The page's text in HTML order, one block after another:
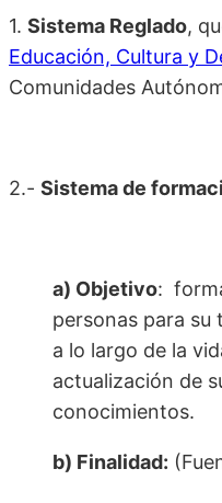
1. Sistema Reglado,
Educación, Cultura y
Comunidades
2.- Sistema de
a) Objetivo:
personas para su
a lo largo de la
actualización de
conocimientos.
b) Finalidad: